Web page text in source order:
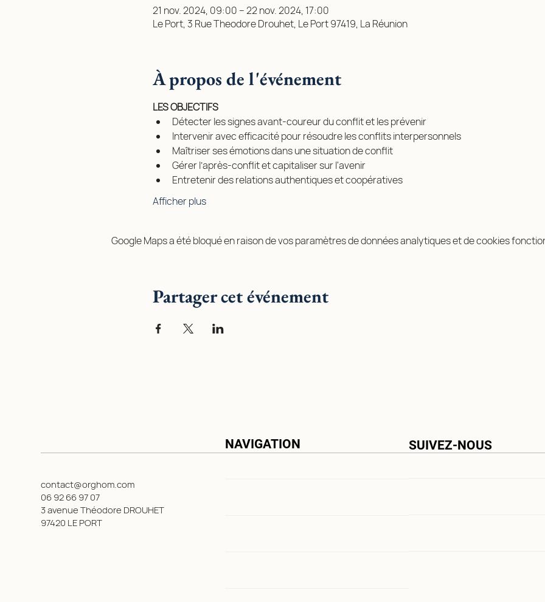
21 nov. 2024, 09:00 – 22 nov. 2024, 17:00
Le Port, 3 Rue Theodore Drouhet, Le Port 97419, La Réunion
À propos de l'événement
LES OBJECTIFS
Détecter les signes avant-coureur du conflit et les prévenir
Intervenir avec efficacité pour résoudre les conflits interpersonnels
Maîtriser ses émotions dans une situation de conflit
Gérer l’après-conflit et capitaliser sur l'avenir
Entretenir des relations authentiques et coopératives
Afficher plus
Google Maps a été bloqué en raison de vos paramètres de données analytiques et de cookies
Partager cet événement
contact@orghom.com
06 92 66 97 07
3 avenue Théodore DROUHET
97420 LE PORT
NAVIGATION SUIVEZ-NOUS